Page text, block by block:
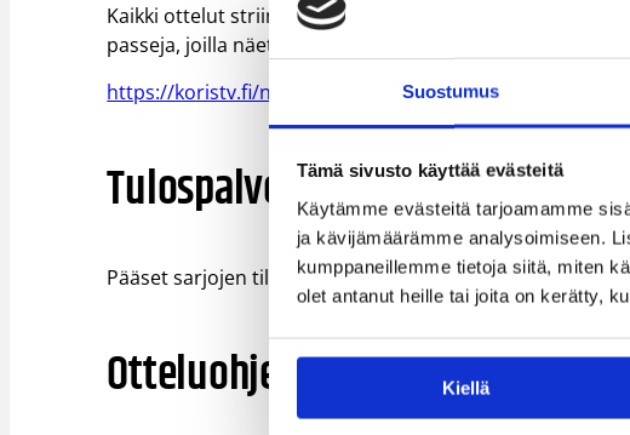
Suostumus
Tämä sivusto käyttää evästeitä
Käytämme evästeitä tarjoamamme
ja kävijämäärämme analysoimiseen.
kumppaneillemme tietoja siitä, miten
olet antanut heille tai joita on kerätty,
Kiellä
Kaikki ottelut striimataan kansainvälisesti KorisTV:llä.
passeja, joilla näet kaikki ottelut sekä tallenteet yhdellä
https://koristv.fi/nordicchamps
Tulospalvelu
Pääset sarjojen tilastointiin seuraavista linkeistä: Pojat/
Otteluohjelma